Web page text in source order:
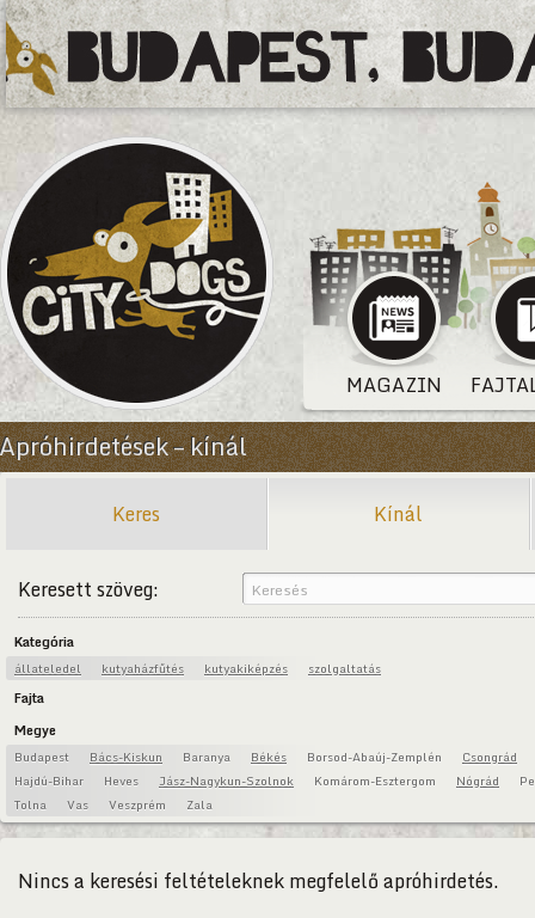
MAGAZIN
Apróhirdetések – kínál
Keres Kínál
Keresett szöveg:
Kategória
állateledel kutyaházfűtés kutyakiképzés szolgaltatás
Fajta
Megye
Budapest Bács-Kiskun Baranya Békés Borsod-Abaúj-Zemplén
Csongrád
Hajdú-Bihar
Heves Jász-Nagykun-Szolnok Komárom-Esztergom Nógrád
Tolna
Vas Veszprém Zala
Nincs a keresési feltételeknek megfelelő apróhirdetés.